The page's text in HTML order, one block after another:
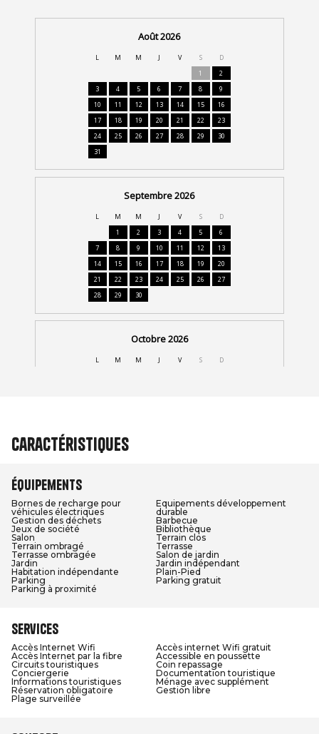
Caractéristiques
Équipements
Bornes de recharge pour
véhicules électriques
Equipements développement
durable
Gestion des déchets
Barbecue
Jeux de société
Bibliothèque
Salon
Terrain clos
Terrain ombragé
Terrasse
Terrasse ombragée
Salon de jardin
Jardin
Jardin indépendant
Habitation indépendante
Plain-Pied
Parking
Parking gratuit
Parking à proximité
Services
Accès Internet Wifi
Accès internet Wifi gratuit
Accès Internet par la fibre
Accessible en poussette
Circuits touristiques
Coin repassage
Conciergerie
Documentation touristique
Informations touristiques
Ménage avec supplément
Réservation obligatoire
Gestion libre
Plage surveillée